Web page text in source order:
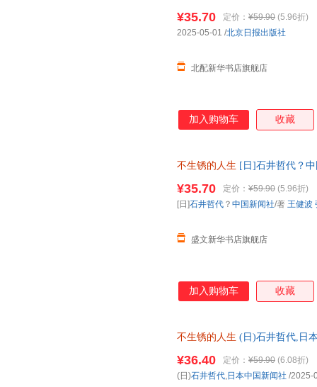
¥35.70 定价： ¥59.90 (5.96折)
北配新华书店旗舰店
2025-05-01 /北京日报出版社
加入购物车 收藏
不生锈的人生 [日]石井哲代？
¥35.70 定价： ¥59.90 (5.96折)
盛文新华书店旗舰店
[日]石井哲代 ？ 中国新闻社/著 王健波
加入购物车 收藏
不生锈的人生 (日)石井哲代,日
服！
¥36.40 定价： ¥59.90 (6.08折)
(日)石井哲代,日本中国新闻社 /2025-